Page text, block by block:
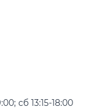
сб 13:15-18:00